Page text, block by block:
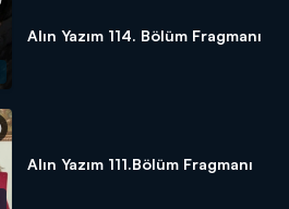
Alın Yazım 114. Bölüm Fragmanı
Alın Yazım 111.Bölüm Fragmanı